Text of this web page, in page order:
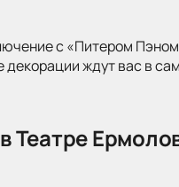
с «Питером
ждут вас в
Театре